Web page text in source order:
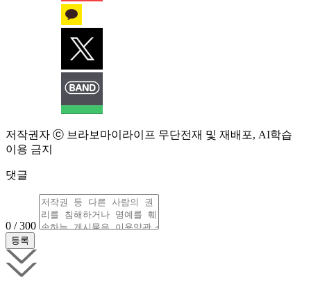
저작권자 ⓒ 브라보마이라이프 무단전재 및 재배포, AI학습
이용 금지
댓글
0 / 300